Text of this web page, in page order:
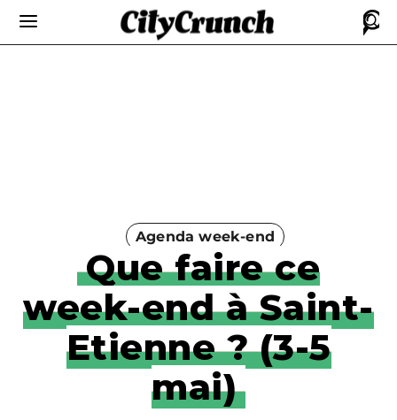
Agenda week-end
Que faire ce
week-end à Saint-
Etienne ? (3-5
mai)